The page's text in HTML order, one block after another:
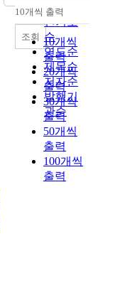
순
인기도
순
연도순
제목순
저자순
발행기
관순
내림차순
10개씩 출력
10개씩
출력
20개씩
출력
30개씩
출력
50개씩
출력
100개씩
출력
조회